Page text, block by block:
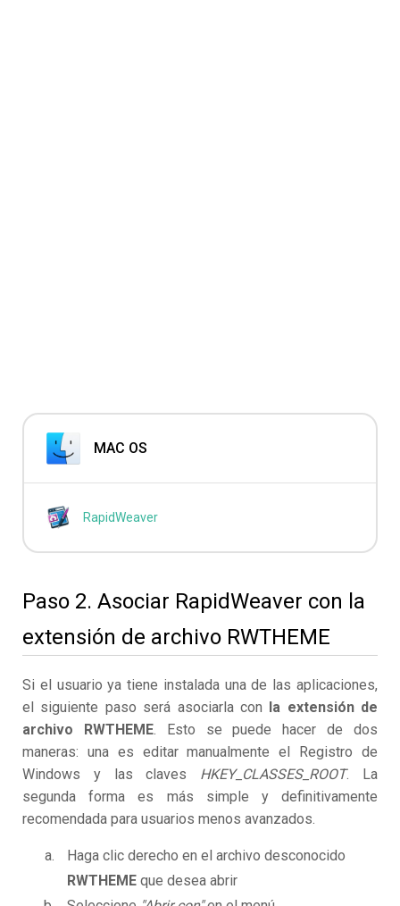
MAC OS
RapidWeaver
Paso 2. Asociar RapidWeaver con la
extensión de archivo RWTHEME
Si el usuario ya tiene instalada una de las aplicaciones,
el siguiente paso será asociarla con la extensión de
archivo RWTHEME. Esto se puede hacer de dos
maneras: una es editar manualmente el Registro de
Windows y las claves HKEY_CLASSES_ROOT. La
segunda forma es más simple y definitivamente
recomendada para usuarios menos avanzados.
Haga clic derecho en el archivo desconocido
RWTHEME que desea abrir